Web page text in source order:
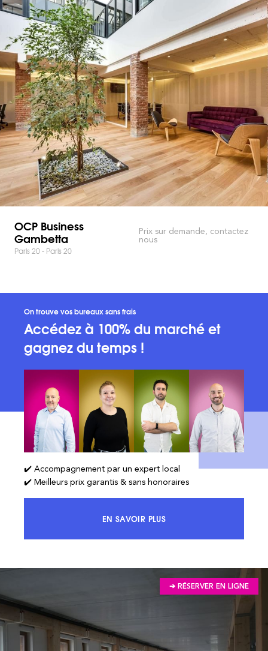
OCP Business
Gambetta
Paris 20 - Paris 20
Prix sur demande, contactez
nous
On trouve vos bureaux sans frais
Accédez à 100% du marché et
gagnez du temps !
✔️ Accompagnement par un expert local
✔️ Meilleurs prix garantis & sans honoraires
EN SAVOIR PLUSACCÉDEZ À 100% DU MARCHÉ ET
➔ RÉSERVER EN LIGNE